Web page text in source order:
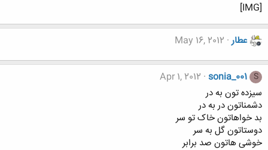
[IMG]
عطار May 16, 2012
S
sonia_001
Apr 1, 2012
سیزده تون به در
دشمناتون در به در
بد خواهاتون خاک تو سر
دوستاتون گل به سر
خوشی هاتون صد برابر